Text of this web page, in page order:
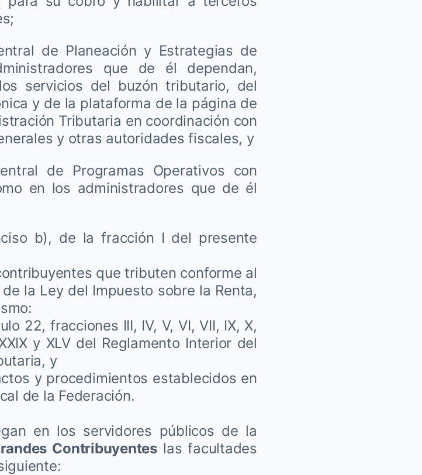
de Planeación y Estrategias de
que de él dependan,
servicios del buzón tributario, del
y de la plataforma de la página de
Tributaria en coordinación con
y otras autoridades fiscales, y
de Programas Operativos con
en los administradores que de él
b), de la fracción I del presente
que tributen conforme al
la Ley del Impuesto sobre la Renta,
22, fracciones III, IV, V, VI, VII, IX, X,
y XLV del Reglamento Interior del
y
y procedimientos establecidos en
de la Federación.
en los servidores públicos de la
Contribuyenteslas facultades